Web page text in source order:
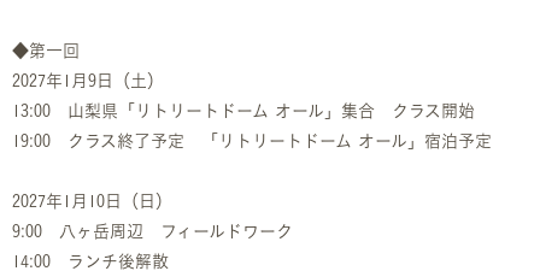
◆第一回
2027年1月9日（土）
13:00 山梨県「リトリートドーム オール」集合 クラス開始
19:00 クラス終了予定 「リトリートドーム オール」宿泊予定
2027年1月10日（日）
9:00 八ヶ岳周辺 フィールドワーク
14:00 ランチ後解散